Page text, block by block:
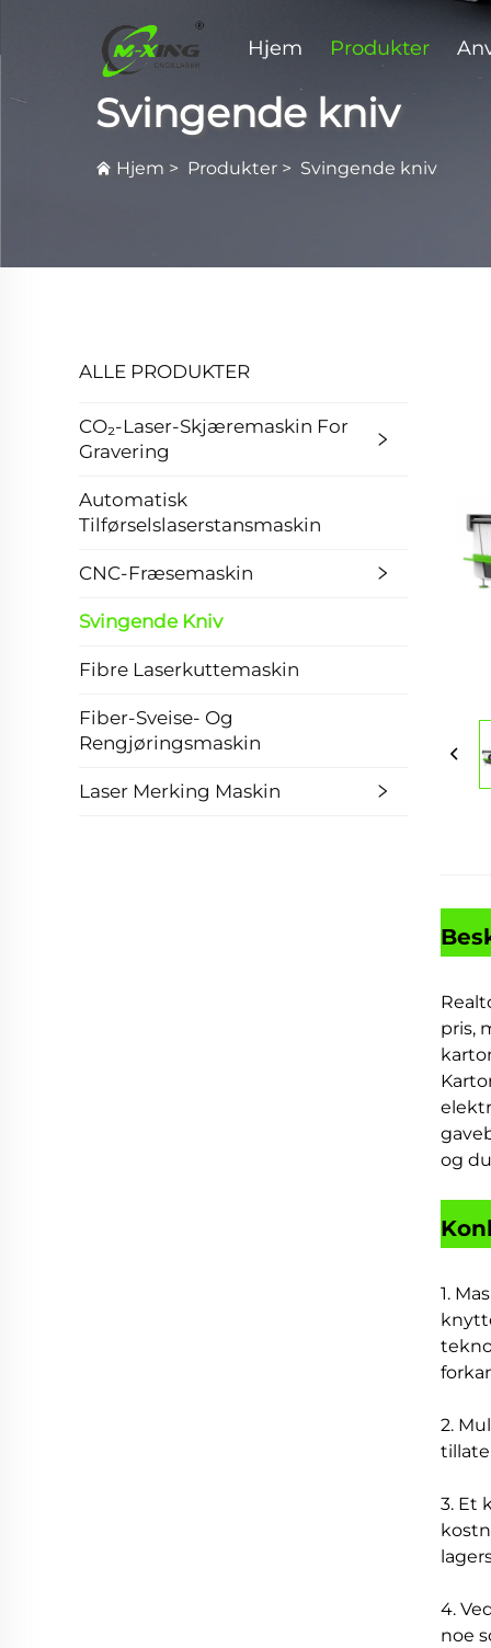
Hjem Produkter
Svingende kniv
Hjem > Produkter > Svingende kniv
ALLE PRODUKTER
CO₂-Laser-Skjæremaskin For
Gravering
Automatisk
Tilførselslaserstansmaskin
CNC-Fræsemaskin
Svingende Kniv
Fibre Laserkuttemaskin
Fiber-Sveise- Og
Rengjøringsmaskin
Laser Merking Maskin
pris,
og
1.
2.
3. Et
4.
noe